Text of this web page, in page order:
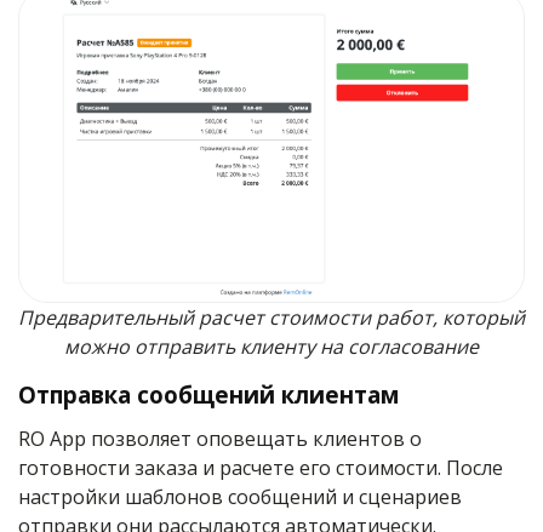
Предварительный расчет стоимости работ, который
можно отправить клиенту на согласование
Отправка сообщений клиентам
RO App позволяет оповещать клиентов о
готовности заказа и расчете его стоимости. После
настройки шаблонов сообщений и сценариев
отправки они рассылаются автоматически.